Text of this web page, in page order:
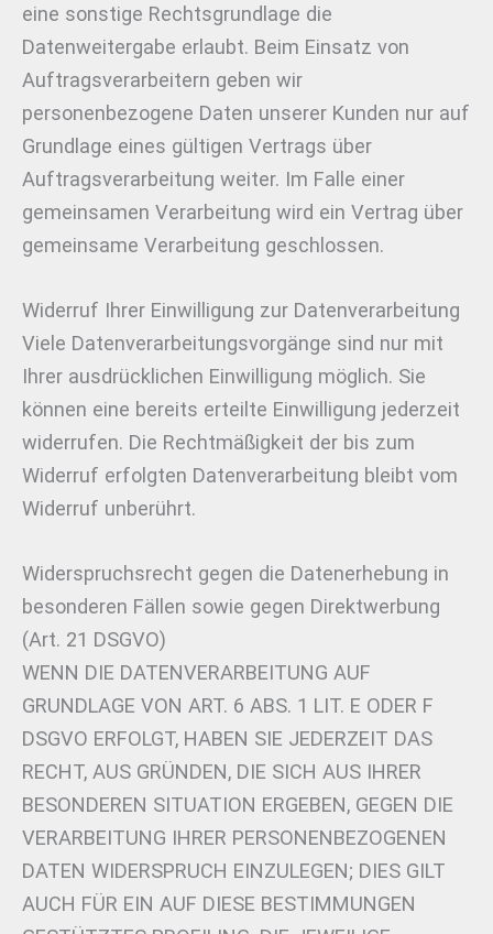
eine sonstige Rechtsgrundlage die
Datenweitergabe erlaubt. Beim Einsatz von
Auftragsverarbeitern geben wir
personenbezogene Daten unserer Kunden nur auf
Grundlage eines gültigen Vertrags über
Auftragsverarbeitung weiter. Im Falle einer
gemeinsamen Verarbeitung wird ein Vertrag über
gemeinsame Verarbeitung geschlossen.
Widerruf Ihrer Einwilligung zur Datenverarbeitung
Viele Datenverarbeitungsvorgänge sind nur mit
Ihrer ausdrücklichen Einwilligung möglich. Sie
können eine bereits erteilte Einwilligung jederzeit
widerrufen. Die Rechtmäßigkeit der bis zum
Widerruf erfolgten Datenverarbeitung bleibt vom
Widerruf unberührt.
Widerspruchsrecht gegen die Datenerhebung in
besonderen Fällen sowie gegen Direktwerbung
(Art. 21 DSGVO)
WENN DIE DATENVERARBEITUNG AUF
GRUNDLAGE VON ART. 6 ABS. 1 LIT. E ODER F
DSGVO ERFOLGT, HABEN SIE JEDERZEIT DAS
RECHT, AUS GRÜNDEN, DIE SICH AUS IHRER
BESONDEREN SITUATION ERGEBEN, GEGEN DIE
VERARBEITUNG IHRER PERSONENBEZOGENEN
DATEN WIDERSPRUCH EINZULEGEN; DIES GILT
AUCH FÜR EIN AUF DIESE BESTIMMUNGEN